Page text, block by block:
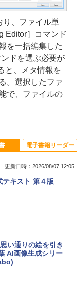
、ファイル単
Editor］コマンド
を一括編集した
ドを選ぶ必要が
と、メタ情報を
。選択したファ
で、ファイルの
Neo A18 Proチッ
Retinaディスプ
16インチ パソコ
800 Robux 【限
ブロックス | オン
& Business 202
ンコード版|Wind
更新日時：2026/08/07 12:05
テキスト 第４版
い通りの絵を引き
AI画像生成シリー
電子書籍リーダー